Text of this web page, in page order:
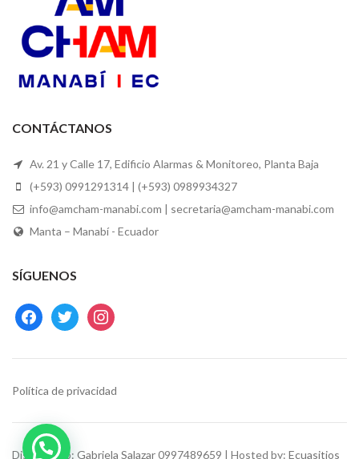
CONTÁCTANOS
Av. 21 y Calle 17, Edificio Alarmas & Monitoreo, Planta Baja
(+593) 0991291314 | (+593) 0989934327
info@amcham-manabi.com | secretaria@amcham-manabi.com
Manta – Manabí - Ecuador
SÍGUENOS
facebooktwitter instagram
Política de privacidad
Diseño web: Gabriela Salazar0997489659 | Hosted by: Ecuasitios